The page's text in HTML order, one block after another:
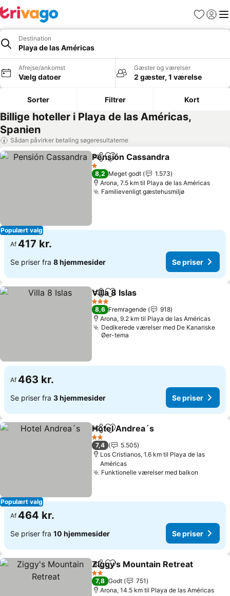
Favoritter
Log ind
Destination
Playa de las Américas
Afrejse/ankomst
Vælg datoer
Gæster og værelser
2 gæster, 1 værelse
Sorter Filtrer Kort
Billige hoteller i Playa de las Américas,
Spanien
Sådan påvirker betaling søgeresultaterne
Populært valg
Del Føj til favoritter
Pensión Cassandra
1 Stjerner
8,2 Meget godt
1.573
Arona, 7.5 km til Playa de las Américas
Familievenligt gæstehusmiljøSe priser
Af 417 kr.
Se priser fra 8 hjemmesider Se priser
Del Føj til favoritter
Villa 8 Islas
3 Stjerner
8,6 Fremragende
918
Arona, 9.2 km til Playa de las Américas
Dedikerede værelser med De Kanariske
Øer-tema
Af 463 kr.
Se priser fra 3 hjemmesider Se priser
Populært valg
Del Føj til favoritter
Hotel Andrea´s
2 Stjerner
7,4
5.505
Los Cristianos, 1.6 km til Playa de las
Américas
Funktionelle værelser med balkon
Af 464 kr.
Se priser fra 10 hjemmesider Se priser
Del Føj til favoritter
Ziggy's Mountain Retreat
2 Stjerner
7,8 Godt
751
Arona, 14.5 km til Playa de las Américas